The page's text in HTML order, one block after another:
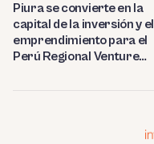
Piura se convierte en la
capital de la inversión y el
emprendimiento para el
Perú Regional Venture